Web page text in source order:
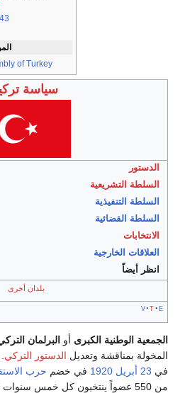
of Turkey
سياسة
الدستور
السلطة التشريعية
السلطة التنفيذية
السلطة القضائية
الانتخابات
العلاقات الخارجية
انظر أيضاً
بلدان أخرى
v t e
الجمعية الوطنية الكبرى أو البرلمان
المخولة بمناقشة وتعديل الدستور التركي
في 23 أبريل 1920 في خضم حرب